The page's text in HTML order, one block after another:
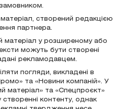
створений редакцією
партнера.
матеріал у розширеному або
можуть бути створені
рекламодавцем.
погляди, викладені в
та «Новини компаній». У
матеріал» та «Спецпроєкт»
створенні контенту, однак